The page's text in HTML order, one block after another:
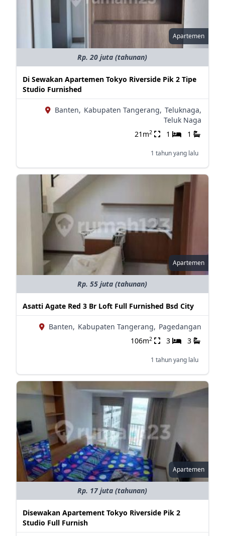
Apartemen
Rp. 20 juta (tahunan)
Di Sewakan Apartemen Tokyo Riverside Pik 2 Tipe
Studio Furnished
Banten, Kabupaten Tangerang, Teluknaga,
Teluk Naga
21m2 1 1
1 tahun yang lalu
Apartemen
Rp. 55 juta (tahunan)
Asatti Agate Red 3 Br Loft Full Furnished Bsd City
Banten, Kabupaten Tangerang, Pagedangan
106m2 3 3
1 tahun yang lalu
Apartemen
Rp. 17 juta (tahunan)
Disewakan Apartement Tokyo Riverside Pik 2
Studio Full Furnish